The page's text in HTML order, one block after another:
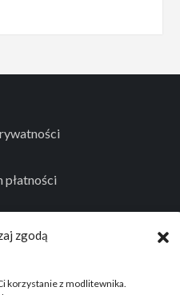
zgodą
korzystanie z modlitewnika.
płatności